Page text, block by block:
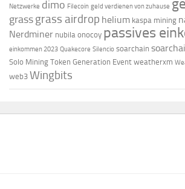
Netzwerke dimo Filecoin geld verdienen von zuhause
grass grass airdrop helium kaspa mining
Nerdminer nubila onocoy passives
einkommen 2023 Quakecore Silencio soarchain
Solo Mining Token Generation Event weatherxm
web3 Wingbits